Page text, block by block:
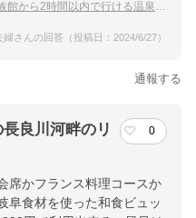
2時間以内で行ける温泉宿のおすすめは？
さんの回答（投稿日：2024/6/27）
通報する
良川河畔のリ
0
席かフランス料理コースか
阜食材を使った和食ビュッ